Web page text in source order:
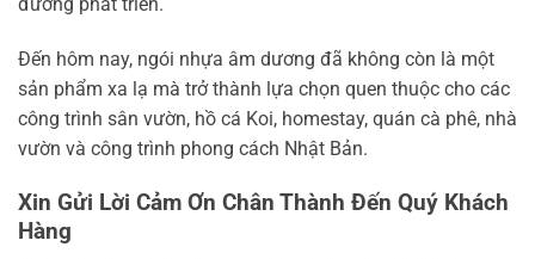
đường phát triển.
Đến hôm nay, ngói nhựa âm dương đã không còn là một
sản phẩm xa lạ mà trở thành lựa chọn quen thuộc cho các
công trình sân vườn, hồ cá Koi, homestay, quán cà phê, nhà
vườn và công trình phong cách Nhật Bản.
Xin Gửi Lời Cảm Ơn Chân Thành Đến Quý Khách
Hàng